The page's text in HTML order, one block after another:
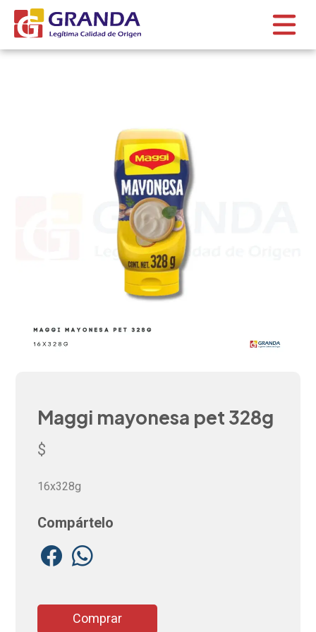
Maggi mayonesa pet 328g
$
16x328g
Compártelo
Comprar